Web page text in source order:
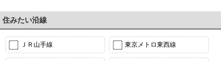
住みたい沿線
ＪＲ山手線 東京メトロ東西線